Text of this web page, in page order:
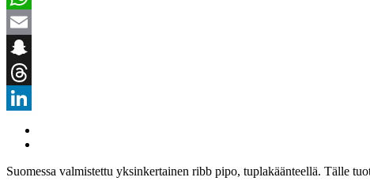
WhatsApp
Email
Snapchat
Threads
Suomessa valmistettu yksinkertainen ribb pipo, tuplakäänteellä. Tälle